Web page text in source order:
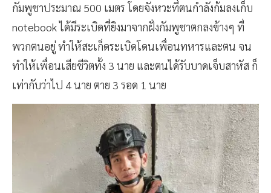
กัมพูชาประมาณ 500 เมตร โดยจังหวะที่ตนกำลังก้มลงเก็บ
notebook ได้มีระเบิดที่ยิงมาจากฝั่งกัมพูชาตกลงข้างๆ ที่
พวกตนอยู่ ทำให้สะเก็ดระเบิดโดนเพื่อนทหารและตน จน
ทำให้เพื่อนเสียชีวิตทั้ง 3 นาย และตนได้รับบาดเจ็บสาหัส ก็
เท่ากับว่าไป 4 นาย ตาย 3 รอด 1 นาย